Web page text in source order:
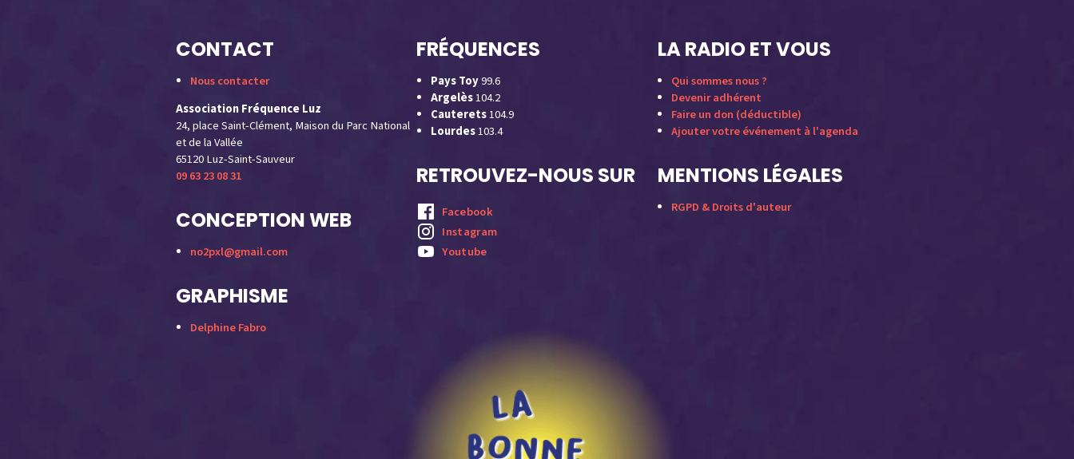
CONTACT
Nous contacter
Association Fréquence Luz
24, place Saint-Clément, Maison du Parc National
et de la Vallée
65120 Luz-Saint-Sauveur
09 63 23 08 31
CONCEPTION WEB
no2pxl@gmail.com
GRAPHISME
Delphine Fabro
FRÉQUENCES
Pays Toy99.6
Argelès104.2
Cauterets104.9
Lourdes103.4
RETROUVEZ-NOUS SUR
Facebook
Instagram
Youtube
LA RADIO ET VOUS
Qui sommes nous ?
Devenir adhérent
Faire un don (déductible)
Ajouter votre événement à l'agenda
MENTIONS LÉGALES
RGPD & Droits d'auteur